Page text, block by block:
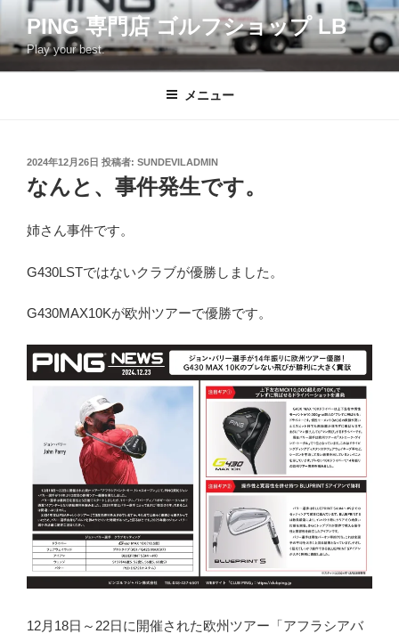
テ
ン
PING 専門店 ゴルフショップ LB
Play your best.
メニュー
投
稿
日:
2024年12月26日 投稿者: SUNDEVILADMIN
なんと、事件発生です。
姉さん事件です。
G430LSTではないクラブが優勝しました。
G430MAX10Kが欧州ツアーで優勝です。
12月18日～22日に開催された欧州ツアー「アフラシアバ